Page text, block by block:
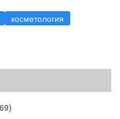
косметология